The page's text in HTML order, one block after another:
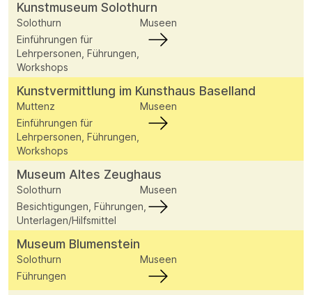
Kunstmuseum Solothurn
Solothurn
Museen
Einführungen für
Lehrpersonen, Führungen,
Workshops
Kunstvermittlung im Kunsthaus Baselland
Muttenz
Museen
Einführungen für
Lehrpersonen, Führungen,
Workshops
Museum Altes Zeughaus
Solothurn
Museen
Besichtigungen, Führungen,
Unterlagen/Hilfsmittel
Museum Blumenstein
Solothurn
Museen
Führungen